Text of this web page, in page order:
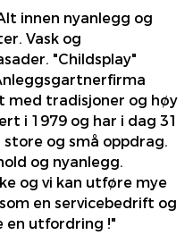
innen nyanlegg og
Vask og
"Childsplay"
med tradisjoner og høy
i 1979 og har i dag 31
og små oppdrag.
og nyanlegg.
og vi kan utføre mye
en servicebedrift og
en utfordring !"